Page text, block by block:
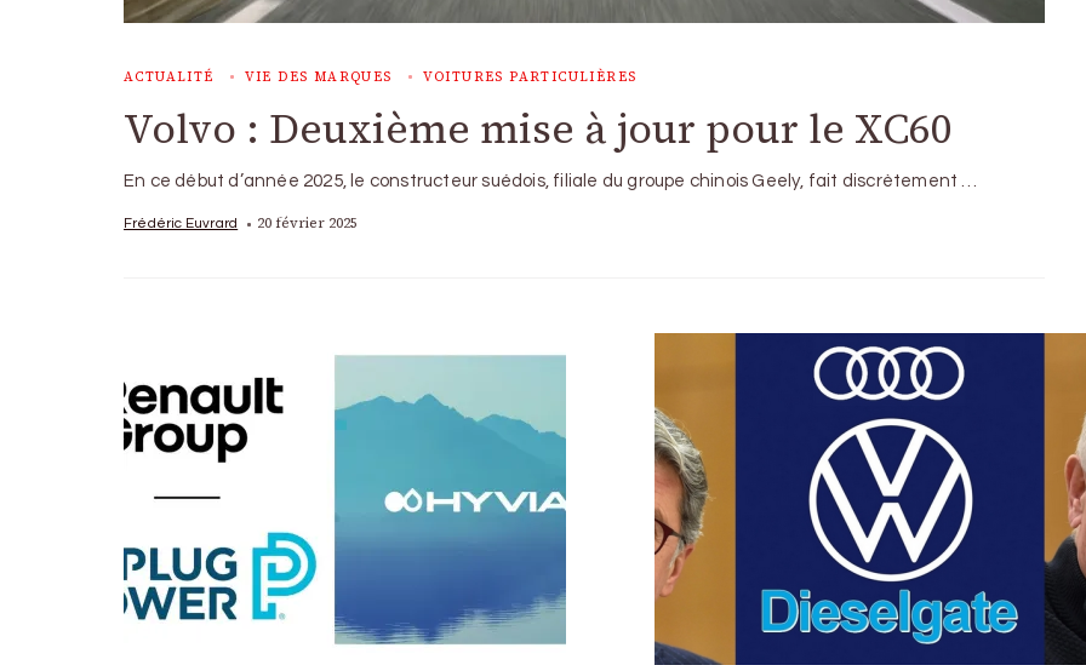
ACTUALITÉ VIE DES MARQUES VOITURES PARTICULIÈRES
Volvo : Deuxième mise à jour pour le XC60
En ce début d’année 2025, le constructeur suédois, filiale du groupe chinois Geely, fait discrètement …
Frédéric Euvrard 20 février 2025